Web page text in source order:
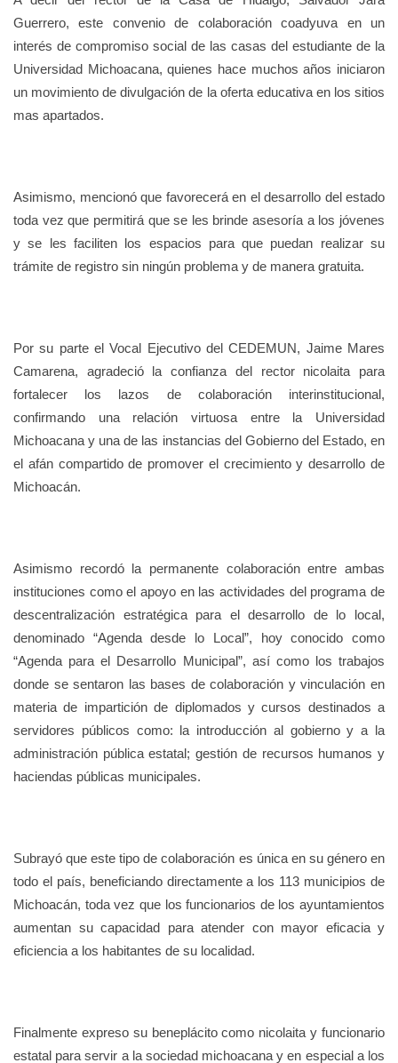
Guerrero, este convenio de colaboración coadyuva en un
interés de compromiso social de las casas del estudiante de la
Universidad Michoacana, quienes hace muchos años iniciaron
un movimiento de divulgación de la oferta educativa en los sitios
mas apartados.
Asimismo, mencionó que favorecerá en el desarrollo del estado
toda vez que permitirá que se les brinde asesoría a los jóvenes
y se les faciliten los espacios para que puedan realizar su
trámite de registro sin ningún problema y de manera gratuita.
Por su parte el Vocal Ejecutivo del CEDEMUN, Jaime Mares
Camarena, agradeció la confianza del rector nicolaita para
fortalecer los lazos de colaboración interinstitucional,
confirmando una relación virtuosa entre la Universidad
Michoacana y una de las instancias del Gobierno del Estado, en
el afán compartido de promover el crecimiento y desarrollo de
Michoacán.
Asimismo recordó la permanente colaboración entre ambas
instituciones como el apoyo en las actividades del programa de
descentralización estratégica para el desarrollo de lo local,
denominado “Agenda desde lo Local”, hoy conocido como
“Agenda para el Desarrollo Municipal”, así como los trabajos
donde se sentaron las bases de colaboración y vinculación en
materia de impartición de diplomados y cursos destinados a
servidores públicos como: la introducción al gobierno y a la
administración pública estatal; gestión de recursos humanos y
haciendas públicas municipales.
Subrayó que este tipo de colaboración es única en su género en
todo el país, beneficiando directamente a los 113 municipios de
Michoacán, toda vez que los funcionarios de los ayuntamientos
aumentan su capacidad para atender con mayor eficacia y
eficiencia a los habitantes de su localidad.
Finalmente expreso su beneplácito como nicolaita y funcionario
estatal para servir a la sociedad michoacana y en especial a los